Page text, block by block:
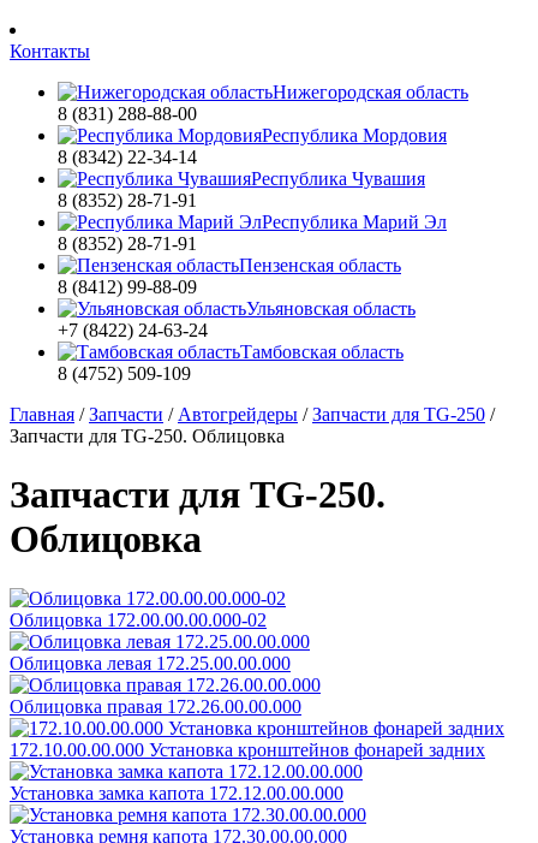
Контакты
Нижегородская область
8 (831) 288-88-00
Республика Мордовия
8 (8342) 22-34-14
Республика Чувашия
8 (8352) 28-71-91
Республика Марий Эл
8 (8352) 28-71-91
Пензенская область
8 (8412) 99-88-09
Ульяновская область
+7 (8422) 24-63-24
Тамбовская область
8 (4752) 509-109
Главная /Запчасти / Автогрейдеры /Запчасти для TG-250 /
Запчасти для TG-250. Облицовка
Запчасти для TG-250.
Облицовка
Облицовка 172.00.00.00.000-02
Облицовка левая 172.25.00.00.000
Облицовка правая 172.26.00.00.000
172.10.00.00.000 Установка кронштейнов фонарей задних
Установка замка капота 172.12.00.00.000
Установка ремня капота 172.30.00.00.000